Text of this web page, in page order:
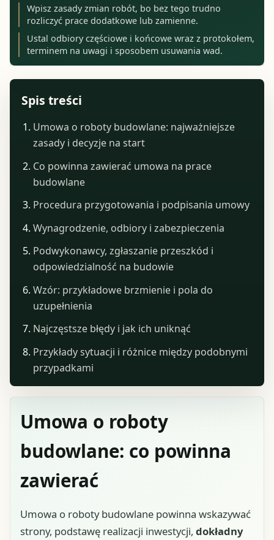
Wpisz zasady zmian robót, bo bez tego trudno
rozliczyć prace dodatkowe lub zamienne.
Ustal odbiory częściowe i końcowe wraz z protokołem,
terminem na uwagi i sposobem usuwania wad.
Umowa o roboty
budowlane: co powinna
zawierać
Umowa o roboty budowlane powinna wskazywać
strony, podstawę realizacji inwestycji, dokładny
Spis treści
Umowa o roboty budowlane: najważniejsze
zasady i decyzje na start
Co powinna zawierać umowa na prace
budowlane
Procedura przygotowania i podpisania umowy
Wynagrodzenie, odbiory i zabezpieczenia
Podwykonawcy, zgłaszanie przeszkód i
odpowiedzialność na budowie
Wzór: przykładowe brzmienie i pola do
uzupełnienia
Najczęstsze błędy i jak ich uniknąć
Przykłady sytuacji i różnice między podobnymi
przypadkami